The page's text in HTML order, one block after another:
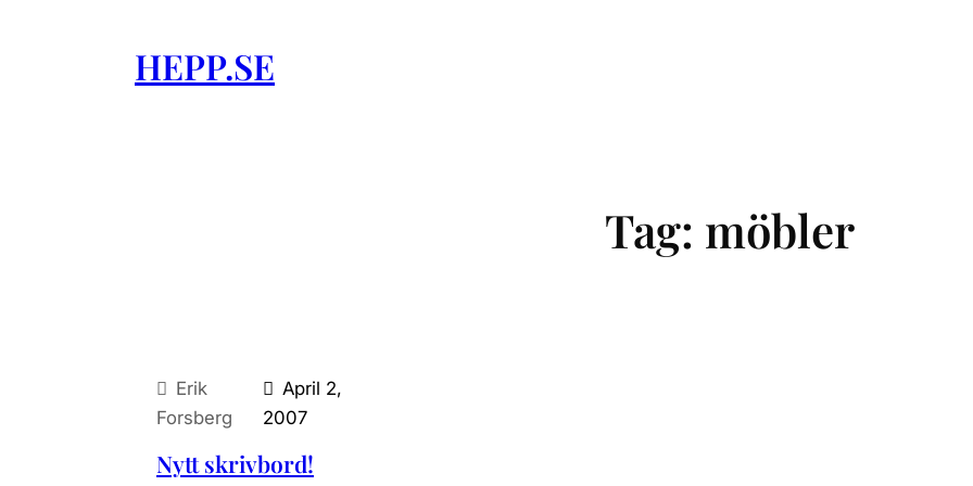
HEPP.SE
Tag: möbler
Erik
Forsberg
April 2,
2007
Nytt skrivbord!